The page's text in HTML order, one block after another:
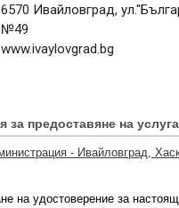
6570 Ивайловград,
№49
www.ivaylovgrad.bg